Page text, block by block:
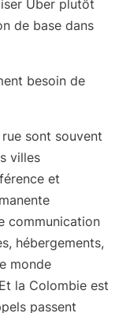
Uber plutôt
de base dans
besoin de
sont souvent
villes
et
communication
hébergements,
monde
la Colombie est
passent